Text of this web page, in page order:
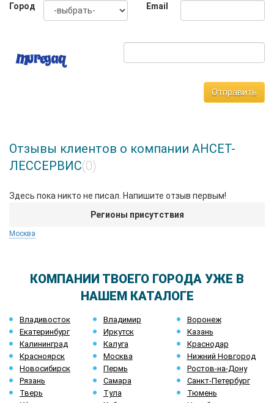
Город Email
Отправить
Отзывы клиентов о компании АНСЕТ-
ЛЕССЕРВИС(0)
Здесь пока никто не писал. Напишите отзыв первым!
Регионы присутствия
Москва
КОМПАНИИ ТВОЕГО ГОРОДА УЖЕ В
НАШЕМ КАТАЛОГЕ
Владивосток Владимир
Воронеж
Екатеринбург
Иркутск
Казань
Калининград
Калуга
Краснодар
Красноярск
Москва
Нижний Новгород
Новосибирск
Пермь
Ростов-на-Дону
Рязань
Самара
Санкт-Петербург
Тверь
Тула
Тюмень